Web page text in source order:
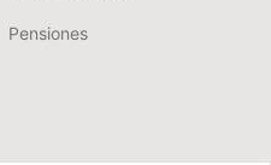
Pensiones